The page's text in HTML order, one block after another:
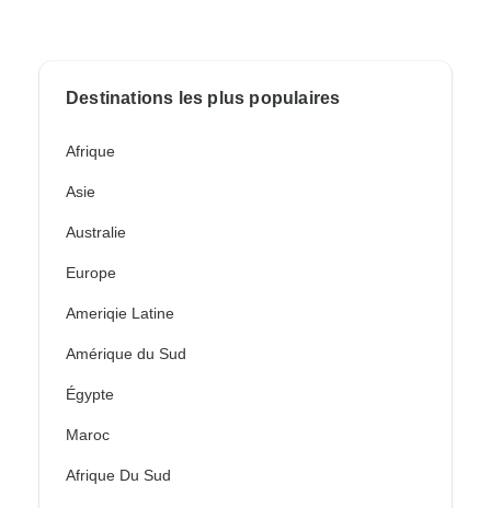
Destinations les plus populaires
Afrique
Asie
Australie
Europe
Ameriqie Latine
Amérique du Sud
Égypte
Maroc
Afrique Du Sud